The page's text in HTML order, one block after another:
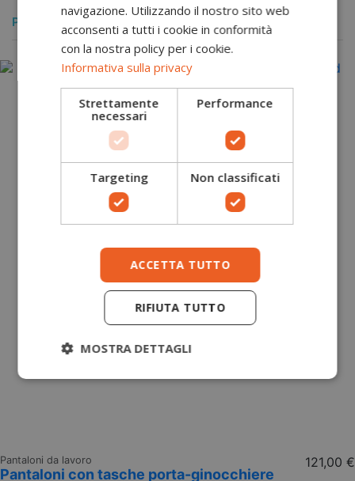
POTREBBERO PIACERTI ANCHE
Pantaloni da lavoro
Pantaloni con tasche porta-ginocchiere
121,00 €
navigazione. Utilizzando il nostro sito web
acconsenti a tutti i cookie in conformità
con la nostra policy per i cookie.
Informativa sulla privacy
Strettamente
necessari
Performance
Targeting Non classificati
ACCETTA TUTTO
RIFIUTA TUTTO
MOSTRA DETTAGLI